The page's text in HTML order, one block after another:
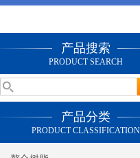
产品搜索
PRODUCT SEARCH
产品分类
PRODUCT CLASSIFICATION